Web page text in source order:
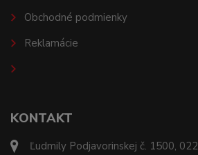
KONTAKT
Ľudmily Podjavorinskej č. 1500,
Obchodné podmienky
Reklamácie